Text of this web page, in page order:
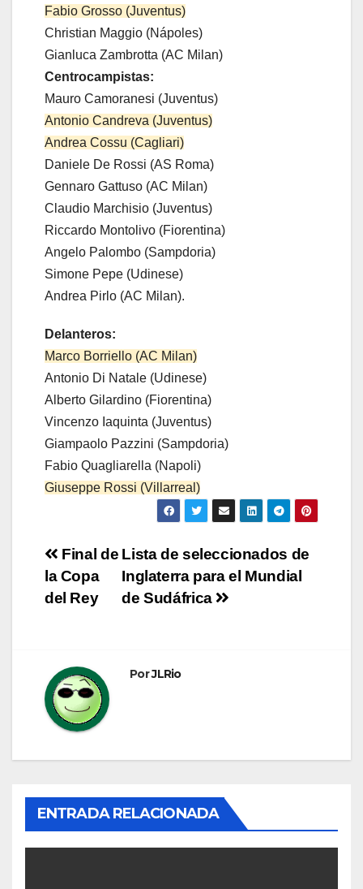
Fabio Grosso (Juventus)
Christian Maggio (Nápoles)
Gianluca Zambrotta (AC Milan)
Centrocampistas:
Mauro Camoranesi (Juventus)
Antonio Candreva (Juventus)
Andrea Cossu (Cagliari)
Daniele De Rossi (AS Roma)
Gennaro Gattuso (AC Milan)
Claudio Marchisio (Juventus)
Riccardo Montolivo (Fiorentina)
Angelo Palombo (Sampdoria)
Simone Pepe (Udinese)
Andrea Pirlo (AC Milan).
Delanteros:
Marco Borriello (AC Milan)
Antonio Di Natale (Udinese)
Alberto Gilardino (Fiorentina)
Vincenzo Iaquinta (Juventus)
Giampaolo Pazzini (Sampdoria)
Fabio Quagliarella (Napoli)
Giuseppe Rossi (Villarreal)
Navegación
de
Lista de seleccionados de
Inglaterra para el Mundial
de Sudáfrica
Final de
la Copa
del Rey
PorJLRio
ENTRADA RELACIONADA